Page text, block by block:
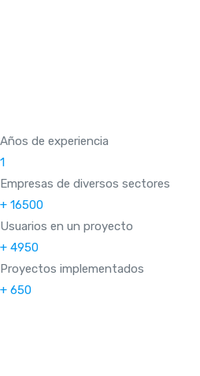
Años de experiencia
1
Empresas de diversos sectores
+ 16500
Usuarios en un proyecto
+ 4950
Proyectos implementados
+ 650